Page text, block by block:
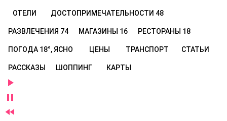
ОТЕЛИ ДОСТОПРИМЕЧАТЕЛЬНОСТИ 48
РАЗВЛЕЧЕНИЯ 74 МАГАЗИНЫ 16 РЕСТОРАНЫ 18
ПОГОДА 18°, ЯСНО ЦЕНЫ ТРАНСПОРТ СТАТЬИ
РАССКАЗЫ ШОППИНГ КАРТЫ


